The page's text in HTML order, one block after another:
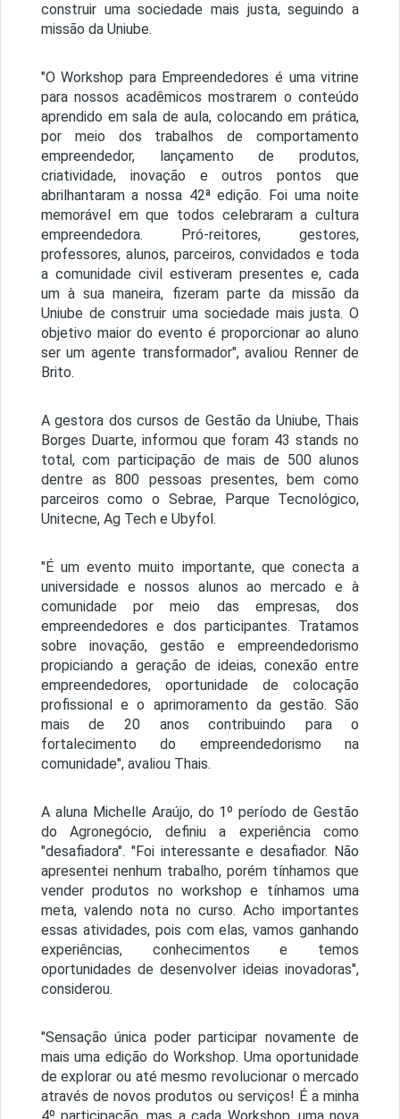
construir uma sociedade mais justa, seguindo a
missão da Uniube.
"O Workshop para Empreendedores é uma vitrine
para nossos acadêmicos mostrarem o conteúdo
aprendido em sala de aula, colocando em prática,
por meio dos trabalhos de comportamento
empreendedor, lançamento de produtos,
criatividade, inovação e outros pontos que
abrilhantaram a nossa 42ª edição. Foi uma noite
memorável em que todos celebraram a cultura
empreendedora. Pró-reitores, gestores,
professores, alunos, parceiros, convidados e toda
a comunidade civil estiveram presentes e, cada
um à sua maneira, fizeram parte da missão da
Uniube de construir uma sociedade mais justa. O
objetivo maior do evento é proporcionar ao aluno
ser um agente transformador", avaliou Renner de
Brito.
A gestora dos cursos de Gestão da Uniube, Thais
Borges Duarte, informou que foram 43 stands no
total, com participação de mais de 500 alunos
dentre as 800 pessoas presentes, bem como
parceiros como o Sebrae, Parque Tecnológico,
Unitecne, Ag Tech e Ubyfol.
"É um evento muito importante, que conecta a
universidade e nossos alunos ao mercado e à
comunidade por meio das empresas, dos
empreendedores e dos participantes. Tratamos
sobre inovação, gestão e empreendedorismo
propiciando a geração de ideias, conexão entre
empreendedores, oportunidade de colocação
profissional e o aprimoramento da gestão. São
mais de 20 anos contribuindo para o
fortalecimento do empreendedorismo na
comunidade", avaliou Thais.
A aluna Michelle Araújo, do 1º período de Gestão
do Agronegócio, definiu a experiência como
"desafiadora". "Foi interessante e desafiador. Não
apresentei nenhum trabalho, porém tínhamos que
vender produtos no workshop e tínhamos uma
meta, valendo nota no curso. Acho importantes
essas atividades, pois com elas, vamos ganhando
experiências, conhecimentos e temos
oportunidades de desenvolver ideias inovadoras",
considerou.
"Sensação única poder participar novamente de
mais uma edição do Workshop. Uma oportunidade
de explorar ou até mesmo revolucionar o mercado
através de novos produtos ou serviços! É a minha